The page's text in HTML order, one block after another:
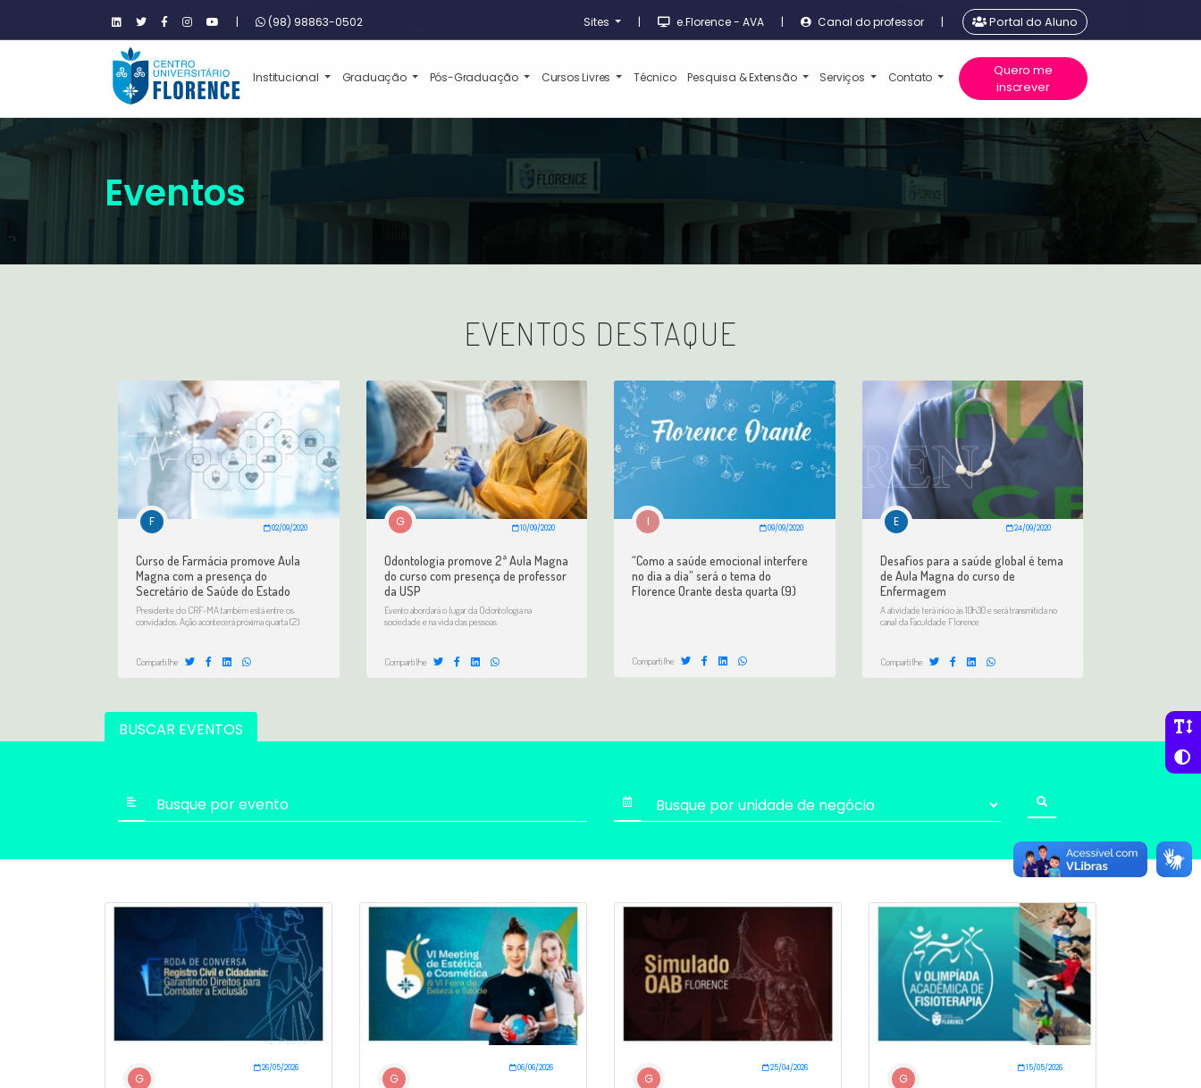
| (98) 98863-0502 Sites | e.Florence - AVA | Canal do professor | Portal do Aluno
Institucional Graduação Pós-Graduação Cursos Livres Técnico Pesquisa & Extensão Serviços Contato
Quero me
inscrever
Eventos
EVENTOS DESTAQUE
F 02/09/2020
Curso de Farmácia promove Aula
Magna com a presença do
Secretário de Saúde do Estado
Presidente do CRF-MA também está entre os
convidados. Ação acontecerá próxima quarta (2)
Compartilhe
G 10/09/2020
Odontologia promove 2ª Aula Magna
do curso com presença de professor
da USP
Evento abordará o lugar da Odontologia na
sociedade e na vida das pessoas
Compartilhe
I 09/09/2020
“Como a saúde emocional interfere
no dia a dia” será o tema do
Florence Orante desta quarta (9)
Compartilhe
E 24/09/2020
Desafios para a saúde global é tema
de Aula Magna do curso de
Enfermagem
A atividade terá início às 10h30 e será transmitida no
canal da Faculdade Florence
Compartilhe
BUSCAR EVENTOS
G
26/05/2026
G
06/06/2026
G
25/04/2026
G
15/05/2026